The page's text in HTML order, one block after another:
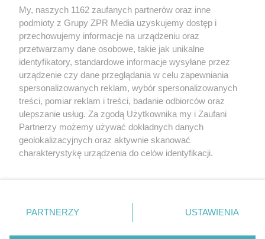
Żaden utwór zamieszczony w serwisie nie może być powielany i
rozpowszechniany lub dalej rozpowszechniany w jakikolwiek sposób
(w tym także elektroniczny lub mechaniczny) na jakimkolwiek polu
eksploatacji w jakiejkolwiek formie, włącznie z umieszczaniem w
Internecie bez pisemnej zgody właściciela praw. Jakiekolwiek użycie
lub wykorzystanie utworów w całości lub w części z naruszeniem
prawa, tzn. bez właściwej zgody, jest zabronione pod groźbą kary i
może być ścigane prawnie.
O nas
My, naszych 1162 zaufanych partnerów oraz inne
podmioty z Grupy ZPR Media uzyskujemy dostęp i
przechowujemy informacje na urządzeniu oraz
przetwarzamy dane osobowe, takie jak unikalne
identyfikatory, standardowe informacje wysyłane przez
urządzenie czy dane przeglądania w celu zapewniania
spersonalizowanych reklam, wybór spersonalizowanych
treści, pomiar reklam i treści, badanie odbiorców oraz
ulepszanie usług. Za zgodą Użytkownika my i Zaufani
Partnerzy możemy używać dokładnych danych
geolokalizacyjnych oraz aktywnie skanować
charakterystykę urządzenia do celów identyfikacji.
zmienić/wycofać klikając przycisk ustawień prywatności
znajdujący się w lewym dolnym rogu strony
rodzaje przetwarzania danych nie wymagają zgody
PARTNERZY USTAWIENIA